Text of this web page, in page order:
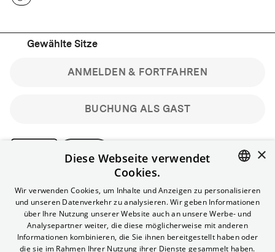
Gewählte Sitze
BUCHUNG ALS GAST
ANMELDEN & FORTFAHREN
Bitte beachte: Gastbuchungen sind nicht stornierbar.
Registriere dich kostenlos für bis zu 90 min vor Filmbeginn
stornierbare Tickets für reguläre Vorstellungen.
Unlimited-Mitglied? Melde dich an, um deine Benefits
nutzen zu können.
ENGLISH
×
Diese Webseite verwendet
Cookies.
Wir verwenden Cookies, um Inhalte und Anzeigen zu personalisieren
und unseren Datenverkehr zu analysieren. Wir geben Informationen
über Ihre Nutzung unserer Website auch an unsere Werbe- und
Analysepartner weiter, die diese möglicherweise mit anderen
Informationen kombinieren, die Sie ihnen bereitgestellt haben oder
die sie im Rahmen Ihrer Nutzung ihrer Dienste gesammelt haben.